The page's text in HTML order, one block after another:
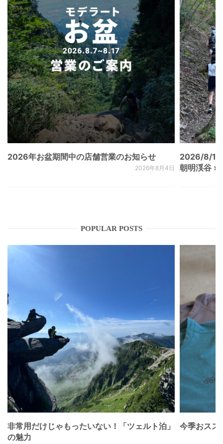
2026年お盆期間中の店舗営業のお知らせ
2026年8月4日
2026/8/
朝明渓谷 ×
POPULAR POSTS
非常用だけじゃもったいない！「ツェルト泊」
の魅力
今季おスス